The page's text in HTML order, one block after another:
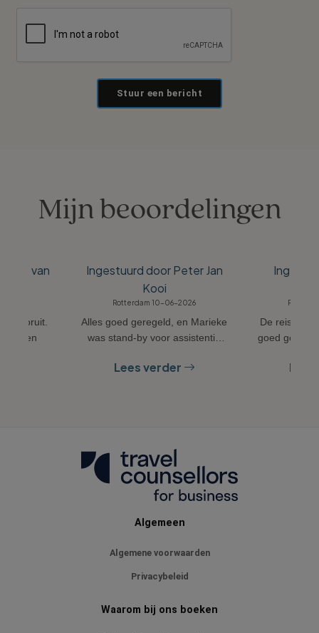
Stuur een bericht
Mijn beoordelingen
van
vooruit.
werken
Ingestuurd door Peter Jan
Kooi
Rotterdam 10-06-2026
Alles goed geregeld, en Marieke
was stand-by voor assistentie
Lees verder
De reis is
goed
Algemeen
Algemene voorwaarden
Privacybeleid
Waarom bij ons boeken